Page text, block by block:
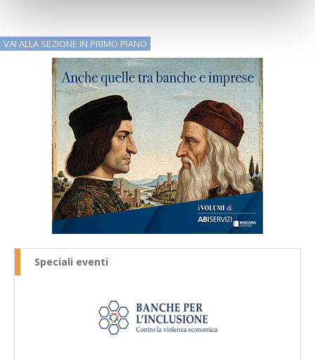
VAI ALLA SEZIONE IN PRIMO PIANO
Speciali eventi